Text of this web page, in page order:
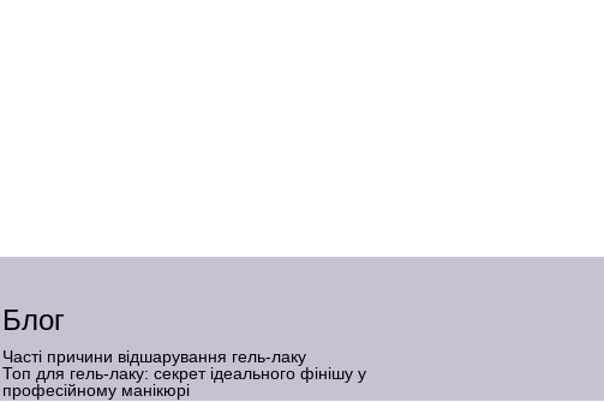
Блог
Часті причини відшарування гель-лаку
Топ для гель-лаку: секрет ідеального фінішу у
професійному манікюрі